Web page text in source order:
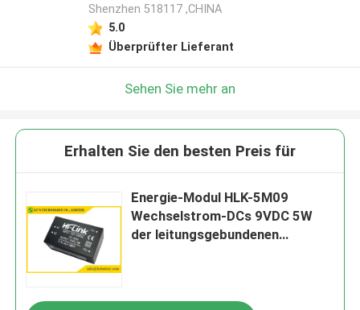
Shenzhen 518117 ,CHINA
5.0
Überprüfter Lieferant
Sehen Sie mehr an
Erhalten Sie den besten Preis für
Energie-Modul HLK-5M09
Wechselstrom-DCs 9VDC 5W
der leitungsgebundenen